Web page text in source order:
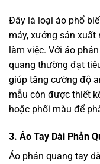
Đây là loại áo phổ
máy, xưởng sản
làm việc. Với áo
quang thường đạt
giúp tăng cường độ
mẫu còn được thiết
hoặc phối màu để
3. Áo Tay Dài Phản
Áo phản quang tay